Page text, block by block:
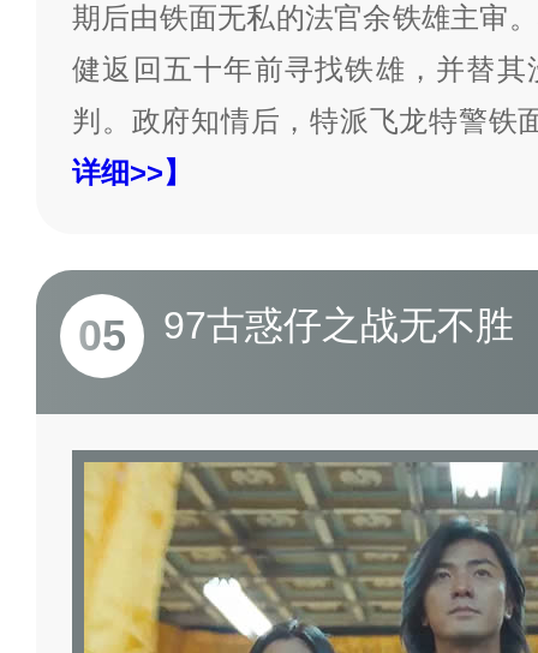
期后由铁面无私的法官余铁雄主审
健返回五十年前寻找铁雄，并替
判。政府知情后，特派飞龙特警铁
详细>>】
05 97古惑仔之战无不胜